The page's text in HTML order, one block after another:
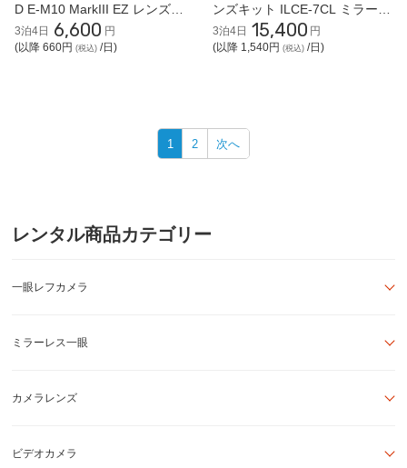
D E-M10 MarkIII EZ レンズキ
ット ミラーレス一眼
3泊4日 6,600 円
(以降 660円 (税込) /日)
ンズキット ILCE-7CL ミラーレ
ス一眼
3泊4日 15,400 円
(以降 1,540円 (税込)/日)
1 2 次へ
レンタル商品カテゴリー
一眼レフカメラ
ミラーレス一眼
カメラレンズ
ビデオカメラ